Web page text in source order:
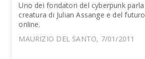
Uno dei fondatori del cyberpunk
creatura di Julian Assange e del
online.
MAURIZIO DEL SANTO, 7/01/2011